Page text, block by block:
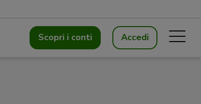
Scopri i conti Accedi